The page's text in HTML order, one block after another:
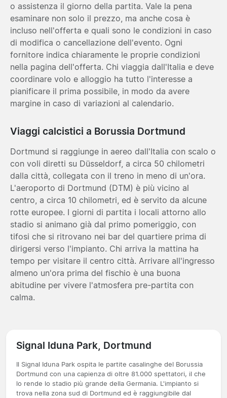
o assistenza il giorno della partita. Vale la pena
esaminare non solo il prezzo, ma anche cosa è
incluso nell'offerta e quali sono le condizioni in caso
di modifica o cancellazione dell'evento. Ogni
fornitore indica chiaramente le proprie condizioni
nella pagina dell'offerta. Chi viaggia dall'Italia e deve
coordinare volo e alloggio ha tutto l'interesse a
pianificare il prima possibile, in modo da avere
margine in caso di variazioni al calendario.
Viaggi calcistici a Borussia Dortmund
Dortmund si raggiunge in aereo dall'Italia con scalo o
con voli diretti su Düsseldorf, a circa 50 chilometri
dalla città, collegata con il treno in meno di un'ora.
L'aeroporto di Dortmund (DTM) è più vicino al
centro, a circa 10 chilometri, ed è servito da alcune
rotte europee. I giorni di partita i locali attorno allo
stadio si animano già dal primo pomeriggio, con
tifosi che si ritrovano nei bar del quartiere prima di
dirigersi verso l'impianto. Chi arriva la mattina ha
tempo per visitare il centro città. Arrivare all'ingresso
almeno un'ora prima del fischio è una buona
abitudine per vivere l'atmosfera pre-partita con
calma.
Signal Iduna Park, Dortmund
Il Signal Iduna Park ospita le partite casalinghe del Borussia
Dortmund con una capienza di oltre 81.000 spettatori, il che
lo rende lo stadio più grande della Germania. L'impianto si
trova nella zona sud di Dortmund ed è raggiungibile dal